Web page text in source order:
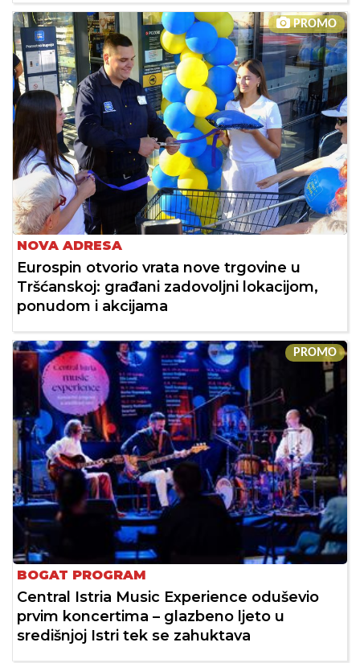
PROMO
NOVA ADRESA
Eurospin otvorio vrata nove trgovine u
Tršćanskoj: građani zadovoljni lokacijom,
ponudom i akcijama
PROMO
BOGAT PROGRAM
Central Istria Music Experience oduševio
prvim koncertima – glazbeno ljeto u
središnjoj Istri tek se zahuktava